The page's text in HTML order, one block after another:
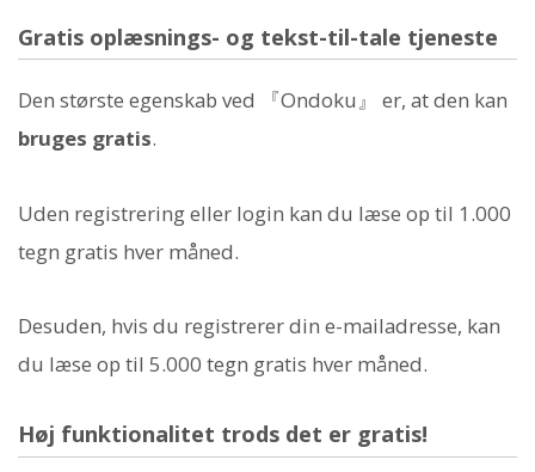
Gratis oplæsnings- og tekst-til-tale tjeneste
Den største egenskab ved 『Ondoku』 er, at den kan
bruges gratis.
Uden registrering eller login kan du læse op til 1.000
tegn gratis hver måned.
Desuden, hvis du registrerer din e-mailadresse, kan
du læse op til 5.000 tegn gratis hver måned.
Høj funktionalitet trods det er gratis!